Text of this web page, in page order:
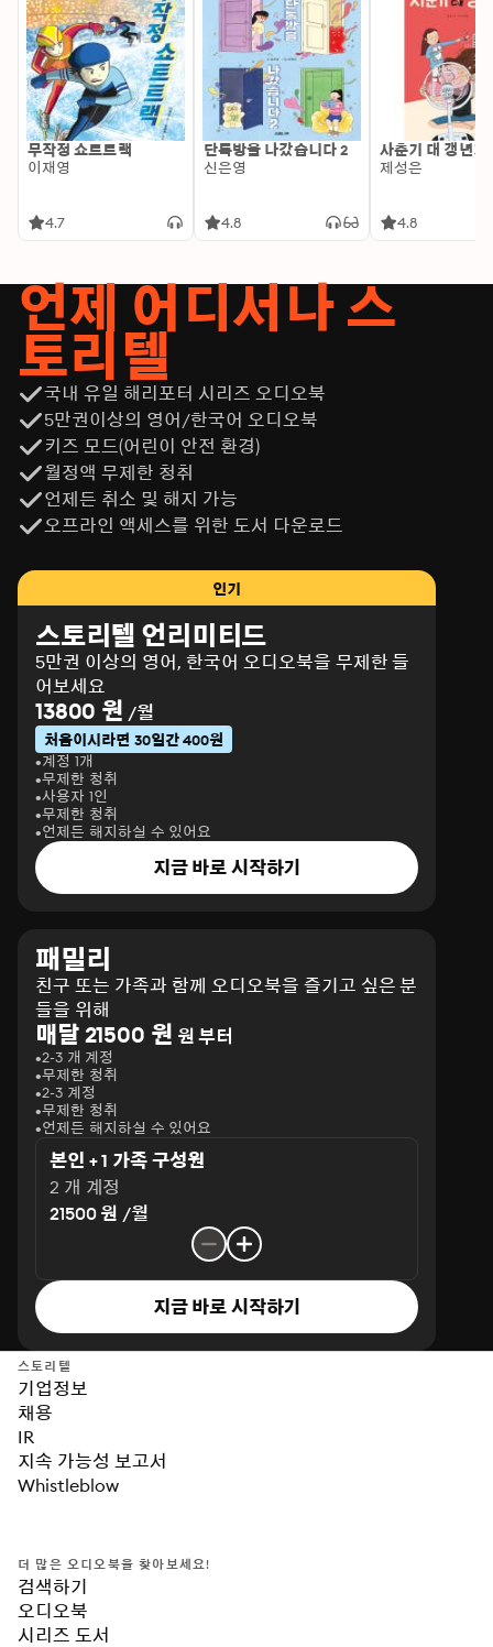
무작정 쇼트트랙
이재영
4.7
단톡방을 나갔습니다 2
신은영
4.8
사춘기 대 갱년기
제성은
4.8
언제 어디서나 스
토리텔
국내 유일 해리포터 시리즈 오디오북
5만권이상의 영어/한국어 오디오북
키즈 모드(어린이 안전 환경)
월정액 무제한 청취
언제든 취소 및 해지 가능
오프라인 액세스를 위한 도서 다운로드
인기
스토리텔 언리미티드
5만권 이상의 영어, 한국어 오디오북을 무제한 들
어보세요
13800 원 /월
처음이시라면 30일간 400원
계정 1개
무제한 청취
사용자 1인
무제한 청취
언제든 해지하실 수 있어요
지금 바로 시작하기
패밀리
친구 또는 가족과 함께 오디오북을 즐기고 싶은 분
들을 위해
매달 21500 원 원 부터
2-3 개 계정
무제한 청취
2-3 계정
무제한 청취
언제든 해지하실 수 있어요
본인 + 1 가족 구성원
2 개 계정
21500 원 /월
지금 바로 시작하기
스토리텔
기업정보
채용
IR
지속 가능성 보고서
Whistleblow
더 많은 오디오북을 찾아보세요!
검색하기
오디오북
시리즈 도서